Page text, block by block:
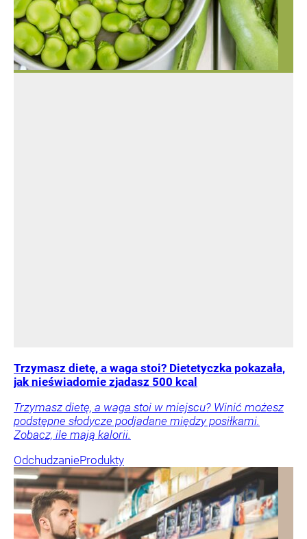
Trzymasz dietę, a waga stoi? Dietetyczka pokazała,
jak nieświadomie zjadasz 500 kcal
Trzymasz dietę, a waga stoi w miejscu? Winić możesz
podstępne słodycze podjadane między posiłkami.
Zobacz, ile mają kalorii.
OdchudzanieProdukty